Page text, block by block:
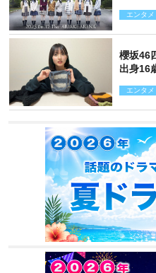
エンタメ
櫻坂46
出身16
エンタメ